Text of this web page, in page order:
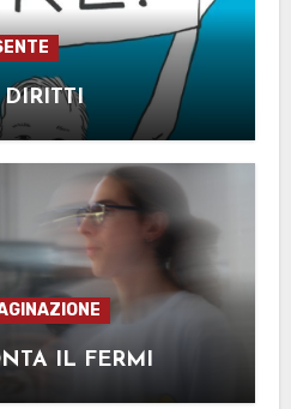
IL FERMI